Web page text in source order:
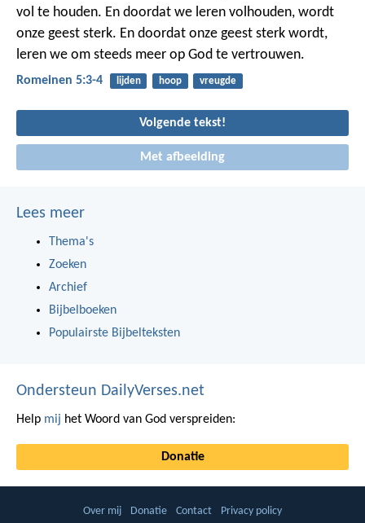
vol te houden. En doordat we leren volhouden, wordt
onze geest sterk. En doordat onze geest sterk wordt,
leren we om steeds meer op God te vertrouwen.
Romeinen 5:3-4 lijden hoop vreugde
Volgende tekst!
Met afbeelding
Lees meer
Thema's
Zoeken
Archief
Bijbelboeken
Populairste Bijbelteksten
Ondersteun DailyVerses.net
Help mij het Woord van God verspreiden:
Donatie
Over mij Donatie Contact Privacy policy